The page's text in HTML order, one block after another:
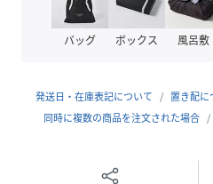
ミッキーマウスの顔をそのまま
のアイテム。
レトロかわいいディズニーファ
懐かしのミッキーマウスクラブ
※サイズについて
バッグ ボックス 風呂敷
発送日・在庫表記について 置き配に
同時に複数の商品を注文された場合